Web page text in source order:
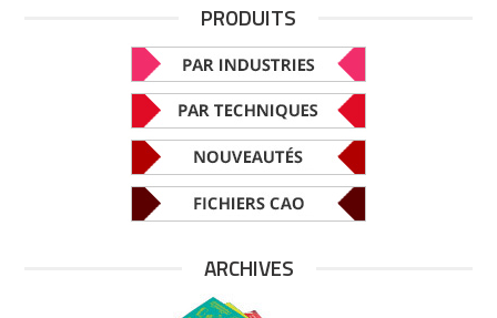
PRODUITS
ARCHIVES